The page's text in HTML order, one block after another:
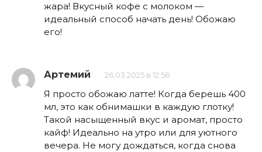
жара! Вкусный кофе с молоком —
идеальный способ начать день! Обожаю
его!
Артемий 26.03.2025 в 12:56
Я просто обожаю латте! Когда берешь 400
мл, это как обнимашки в каждую глотку!
Такой насыщенный вкус и аромат, просто
кайф! Идеально на утро или для уютного
вечера. Не могу дождаться, когда снова